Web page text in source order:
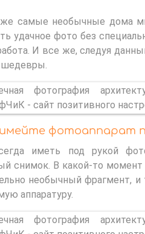
самые необычные дома
удачное фото без
И все же, следуя
имейте фотоаппарат
иметь под рукой
снимок. В какой-то
необычный фрагмент,
аппаратуру.